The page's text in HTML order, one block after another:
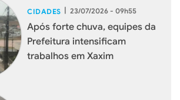
CIDADES | 23/07/2026 - 09h55
Após forte chuva, equipes da
Prefeitura intensificam
trabalhos em Xaxim